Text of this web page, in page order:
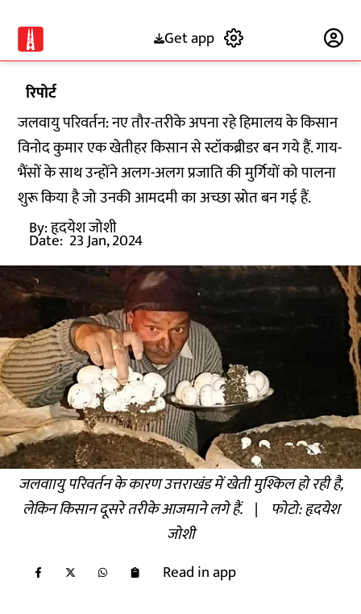
Get app
रिपोर्ट
जलवायु परिवर्तन: नए तौर-तरीके अपना रहे हिमालय के किसान
विनोद कुमार एक खेतीहर किसान से स्टॉकब्रीडर बन गये हैं. गाय-
भैंसों के साथ उन्होंने अलग-अलग प्रजाति की मुर्गियों को पालना
शुरू किया है जो उनकी आमदमी का अच्छा स्रोत बन गई हैं.
By:हृदयेश जोशी
Date: 23 Jan, 2024
जलवाायु परिवर्तन के कारण उत्तराखंड में खेती मुश्किल हो रही है,
लेकिन किसान दूसरे तरीके आजमाने लगे हैं. |
फोटो: हृदयेश
जोशी
Read in app